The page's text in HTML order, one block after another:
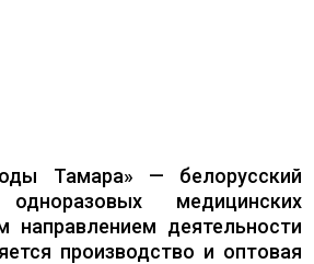
Тамара» — белорусский
одноразовых медицинских
направлением деятельности
производство и оптовая